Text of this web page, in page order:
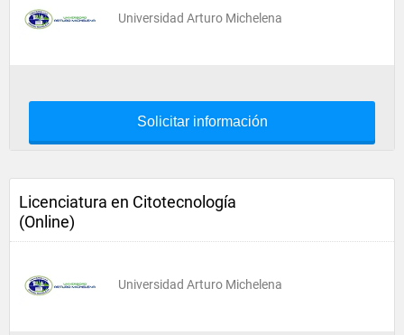
Universidad Arturo Michelena
Solicitar información
Licenciatura en Citotecnología
(Online)
Universidad Arturo Michelena